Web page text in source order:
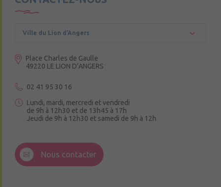
Ville du Lion d’Angers
Place Charles de Gaulle
49220 LE LION D’ANGERS
02 41 95 30 16
Lundi, mardi, mercredi et vendredi
de 9h à 12h30 et de 13h45 à 17h
Jeudi de 9h à 12h30 et samedi de 9h à 12h
49220 Andigné
Nous contacter